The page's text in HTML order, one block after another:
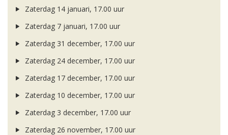
Zaterdag 14 januari, 17.00 uur
Zaterdag 7 januari, 17.00 uur
Zaterdag 31 december, 17.00 uur
Zaterdag 24 december, 17.00 uur
Zaterdag 17 december, 17.00 uur
Zaterdag 10 december, 17.00 uur
Zaterdag 3 december, 17.00 uur
Zaterdag 26 november, 17.00 uur